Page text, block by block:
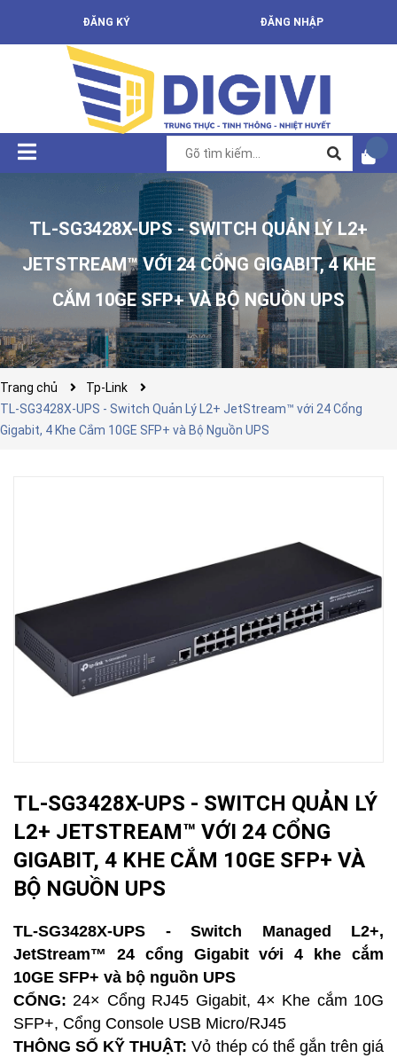
ĐĂNG KÝ ĐĂNG NHẬP
TL-SG3428X-UPS - SWITCH QUẢN LÝ L2+
JETSTREAM™ VỚI 24 CỔNG GIGABIT, 4 KHE
CẮM 10GE SFP+ VÀ BỘ NGUỒN UPS
Trang chủ
Tp-Link
TL-SG3428X-UPS - Switch Quản Lý L2+ JetStream™ với 24 Cổng
Gigabit, 4 Khe Cắm 10GE SFP+ và Bộ Nguồn UPS
TL-SG3428X-UPS - SWITCH QUẢN LÝ
L2+ JETSTREAM™ VỚI 24 CỔNG
GIGABIT, 4 KHE CẮM 10GE SFP+ VÀ
BỘ NGUỒN UPS
TL-SG3428X-UPS - Switch Managed L2+,
JetStream™ 24 cổng Gigabit với 4 khe cắm
10GE SFP+ và bộ nguồn UPS
CỔNG: 24× Cổng RJ45 Gigabit, 4× Khe cắm 10G
SFP+, Cổng Console USB Micro/RJ45
THÔNG SỐ KỸ THUẬT: Vỏ thép có thể gắn trên giá